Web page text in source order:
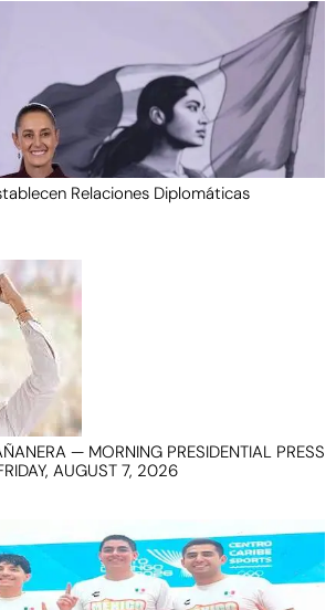
Relaciones Diplomáticas
— MORNING PRESIDENTIAL PRESS
AUGUST 7, 2026